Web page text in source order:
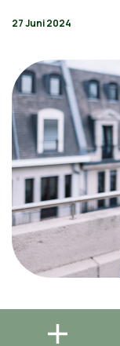
27 Juni 2024